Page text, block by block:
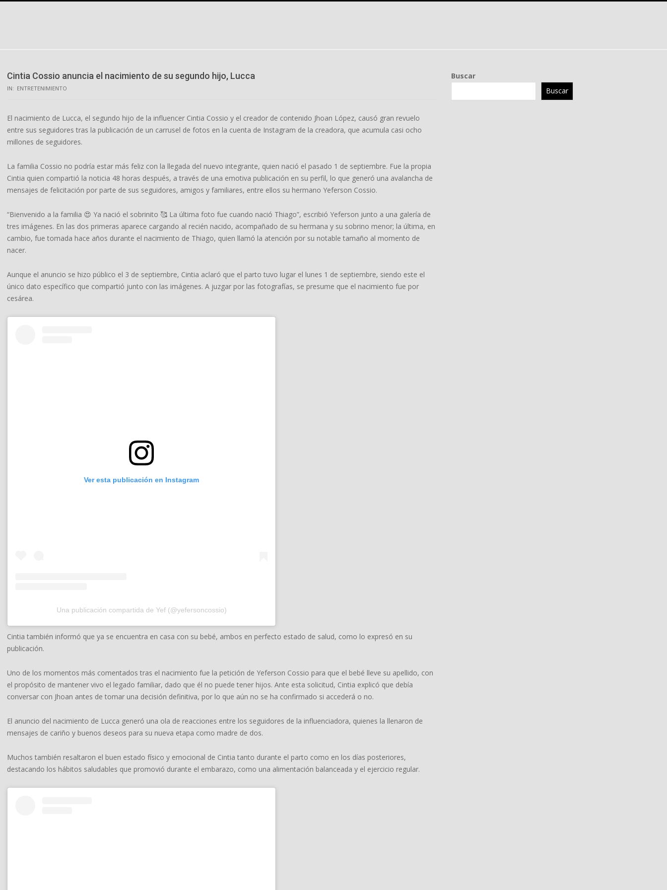
Cintia Cossio anuncia el nacimiento de su segundo hijo, Lucca
IN: ENTRETENIMIENTO
El nacimiento de Lucca, el segundo hijo de la influencer Cintia Cossio y el creador de contenido Jhoan López, causó gran revuelo
entre sus seguidores tras la publicación de un carrusel de fotos en la cuenta de Instagram de la creadora, que acumula casi ocho
millones de seguidores.
La familia Cossio no podría estar más feliz con la llegada del nuevo integrante, quien nació el pasado 1 de septiembre. Fue la propia
Cintia quien compartió la noticia 48 horas después, a través de una emotiva publicación en su perfil, lo que generó una avalancha de
mensajes de felicitación por parte de sus seguidores, amigos y familiares, entre ellos su hermano Yeferson Cossio.
“Bienvenido a la familia 😍 Ya nació el sobrinito 🥰 La última foto fue cuando nació Thiago”, escribió Yeferson junto a una galería de
tres imágenes. En las dos primeras aparece cargando al recién nacido, acompañado de su hermana y su sobrino menor; la última, en
cambio, fue tomada hace años durante el nacimiento de Thiago, quien llamó la atención por su notable tamaño al momento de
nacer.
Aunque el anuncio se hizo público el 3 de septiembre, Cintia aclaró que el parto tuvo lugar el lunes 1 de septiembre, siendo este el
único dato específico que compartió junto con las imágenes. A juzgar por las fotografías, se presume que el nacimiento fue por
cesárea.
Ver esta publicación en Instagram
Una publicación compartida de Yef (@yefersoncossio)
Cintia también informó que ya se encuentra en casa con su bebé, ambos en perfecto estado de salud, como lo expresó en su
publicación.
Uno de los momentos más comentados tras el nacimiento fue la petición de Yeferson Cossio para que el bebé lleve su apellido, con
el propósito de mantener vivo el legado familiar, dado que él no puede tener hijos. Ante esta solicitud, Cintia explicó que debía
conversar con Jhoan antes de tomar una decisión definitiva, por lo que aún no se ha confirmado si accederá o no.
El anuncio del nacimiento de Lucca generó una ola de reacciones entre los seguidores de la influenciadora, quienes la llenaron de
mensajes de cariño y buenos deseos para su nueva etapa como madre de dos.
Muchos también resaltaron el buen estado físico y emocional de Cintia tanto durante el parto como en los días posteriores,
destacando los hábitos saludables que promovió durante el embarazo, como una alimentación balanceada y el ejercicio regular.
Buscar
Buscar